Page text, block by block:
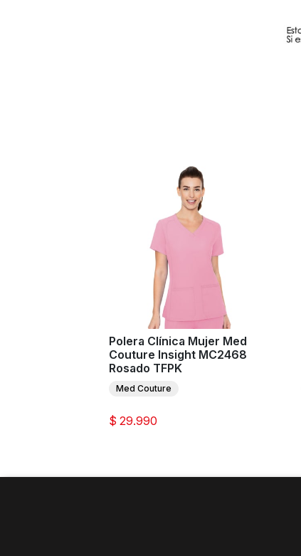
Polera Clínica Mujer Med
Couture Insight MC2468
Rosado TFPK
Med Couture
$ 29.990